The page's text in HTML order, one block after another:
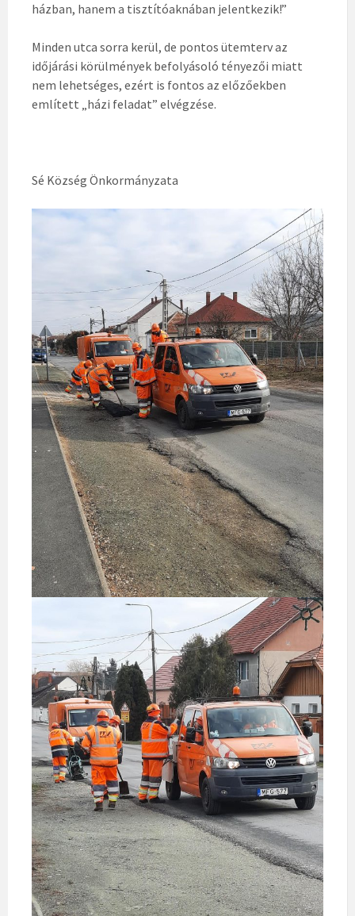
házban, hanem a tisztítóaknában jelentkezik!”
Minden utca sorra kerül, de pontos ütemterv az
időjárási körülmények befolyásoló tényezői miatt
nem lehetséges, ezért is fontos az előzőekben
említett „házi feladat” elvégzése.
Sé Község Önkormányzata